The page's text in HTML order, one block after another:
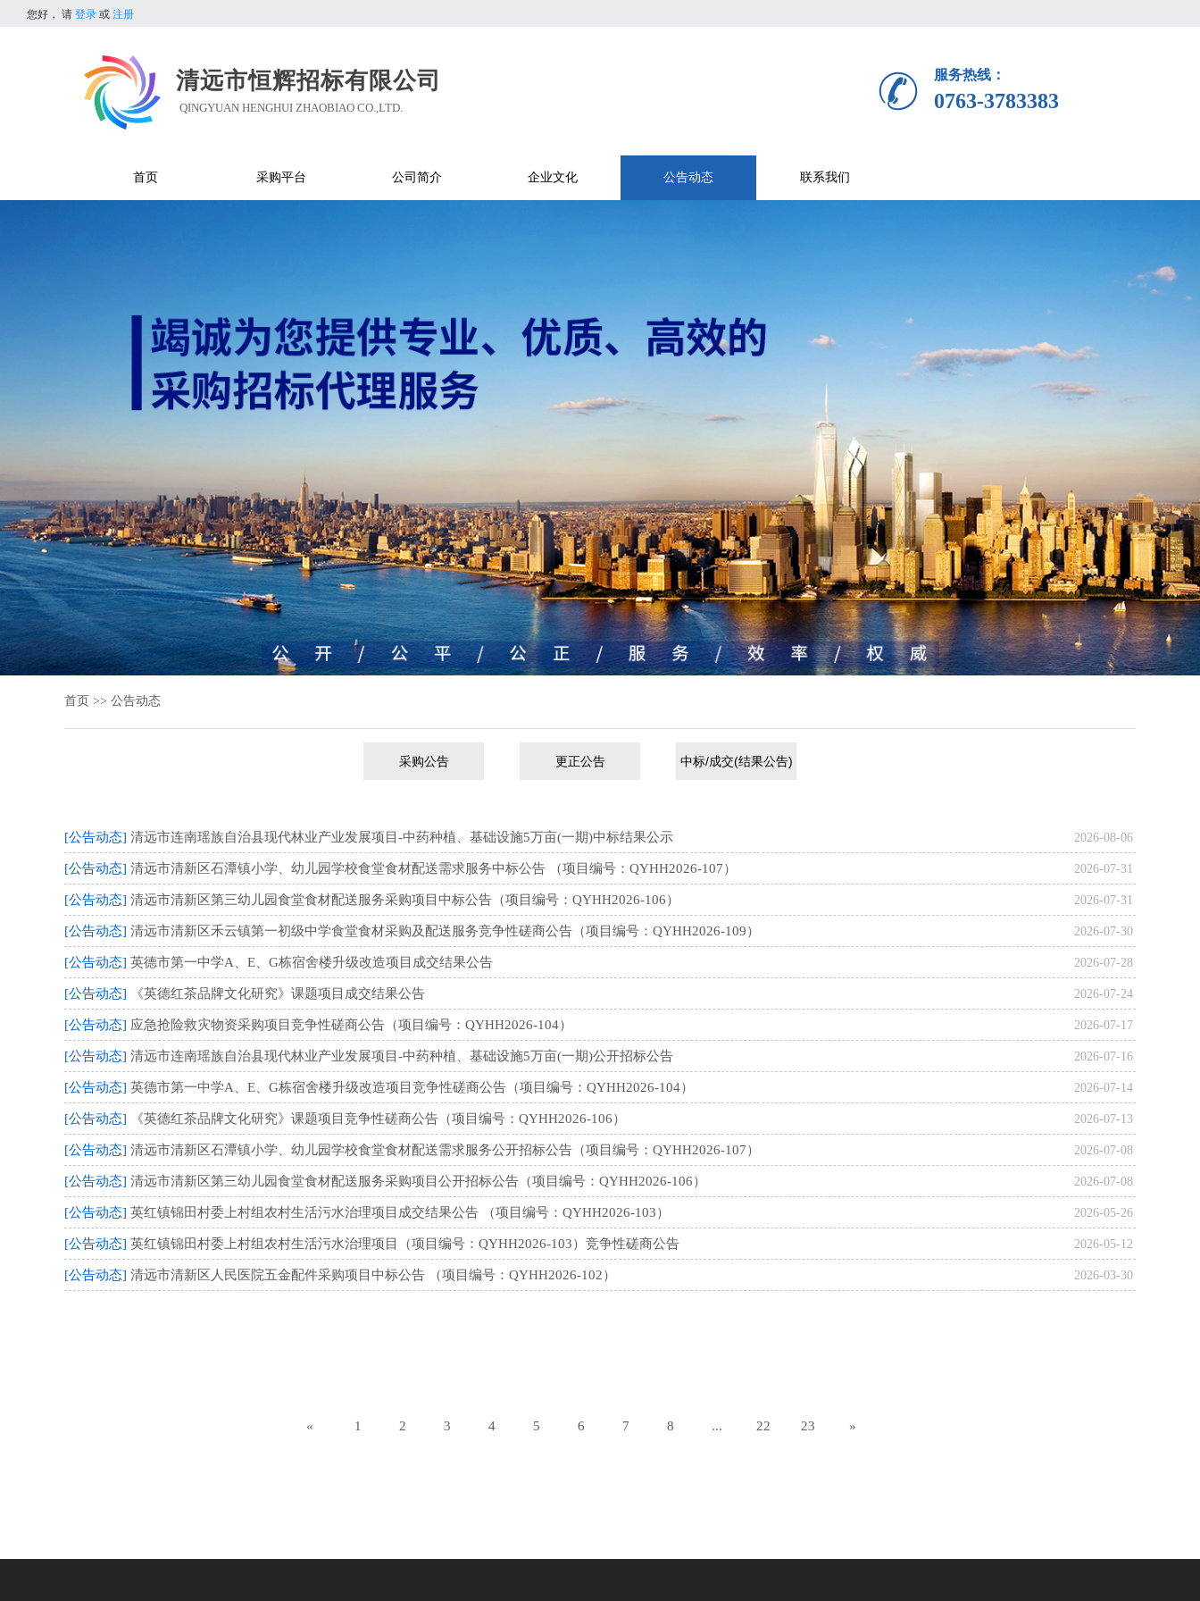
您好， 请 登录 或 注册
清远市恒辉招标有限公司
QINGYUAN HENGHUI ZHAOBIAO CO.,LTD.
服务热线：
0763-3783383
首页 采购平台 公司简介 企业文化 公告动态 联系我们
首页 >> 公告动态
采购公告 更正公告 中标/成交(结果公告)
[公告动态] 清远市连南瑶族自治县现代林业产业发展项目-中药种植、基础设施5万亩(一期)中标结果公示 2026-08-06
[公告动态] 清远市清新区石潭镇小学、幼儿园学校食堂食材配送需求服务中标公告 （项目编号：QYHH2026-107） 2026-07-31
[公告动态] 清远市清新区第三幼儿园食堂食材配送服务采购项目中标公告（项目编号：QYHH2026-106） 2026-07-31
[公告动态] 清远市清新区禾云镇第一初级中学食堂食材采购及配送服务竞争性磋商公告（项目编号：QYHH2026-109） 2026-07-30
[公告动态] 英德市第一中学A、E、G栋宿舍楼升级改造项目成交结果公告 2026-07-28
[公告动态] 《英德红茶品牌文化研究》课题项目成交结果公告 2026-07-24
[公告动态] 应急抢险救灾物资采购项目竞争性磋商公告（项目编号：QYHH2026-104） 2026-07-17
[公告动态] 清远市连南瑶族自治县现代林业产业发展项目-中药种植、基础设施5万亩(一期)公开招标公告 2026-07-16
[公告动态] 英德市第一中学A、E、G栋宿舍楼升级改造项目竞争性磋商公告（项目编号：QYHH2026-104） 2026-07-14
[公告动态] 《英德红茶品牌文化研究》课题项目竞争性磋商公告（项目编号：QYHH2026-106） 2026-07-13
[公告动态] 清远市清新区石潭镇小学、幼儿园学校食堂食材配送需求服务公开招标公告（项目编号：QYHH2026-107） 2026-07-08
[公告动态] 清远市清新区第三幼儿园食堂食材配送服务采购项目公开招标公告（项目编号：QYHH2026-106） 2026-07-08
[公告动态] 英红镇锦田村委上村组农村生活污水治理项目成交结果公告 （项目编号：QYHH2026-103） 2026-05-26
[公告动态] 英红镇锦田村委上村组农村生活污水治理项目（项目编号：QYHH2026-103）竞争性磋商公告 2026-05-12
[公告动态] 清远市清新区人民医院五金配件采购项目中标公告 （项目编号：QYHH2026-102） 2026-03-30
« 1 2 3 4 5 6 7 8 ... 22 23 »